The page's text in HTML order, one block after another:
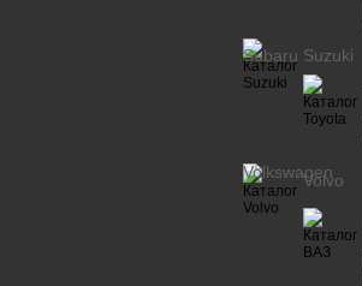
Subaru Suzuki
Volkswagen
Volvo